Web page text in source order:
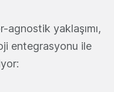
yaklaşımı,
entegrasyonu ile